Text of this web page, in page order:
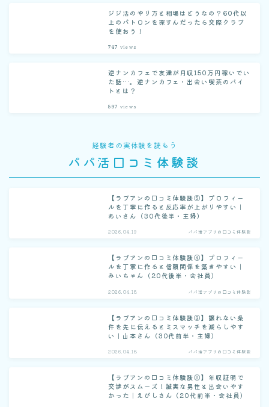
ジジ活のやり方と相場はどうなの？60代以
上のパトロンを探すんだったら交際クラブ
を使おう！
747 views
逆ナンカフェで友達が月収150万円稼いでい
た話…。逆ナンカフェ・出会い喫茶のバイ
トとは？
597 views
経験者の実体験を読もう
パパ活口コミ体験談
【ラブアンの口コミ体験談⑤】プロフィー
ルを丁寧に作ると反応率が上がりやすい｜
あいさん（30代後半・主婦）
2026.04.19 パパ活アプリの口コミ体験談
【ラブアンの口コミ体験談④】プロフィー
ルを丁寧に作ると信頼関係を築きやすい｜
みいちゃん（20代後半・会社員）
2026.04.18 パパ活アプリの口コミ体験談
【ラブアンの口コミ体験談③】譲れない条
件を先に伝えるとミスマッチを減らしやす
い｜山本さん（30代前半・主婦）
2026.04.18 パパ活アプリの口コミ体験談
【ラブアンの口コミ体験談②】年収証明で
交渉がスムーズ！誠実な男性と出会いやす
かった｜えびしさん（20代前半・会社員）